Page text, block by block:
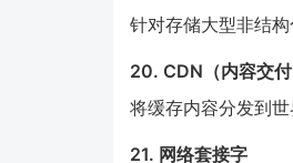
针对存储大型非结
20. CDN（内容交付
将缓存内容分发到
21. 网络套接字